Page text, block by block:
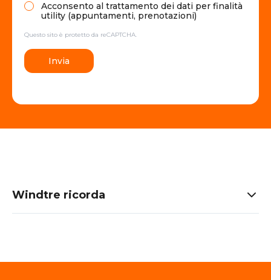
Acconsento al trattamento dei dati per finalità
utility (appuntamenti, prenotazioni)
Questo sito è protetto da reCAPTCHA.
Invia
Windtre ricorda